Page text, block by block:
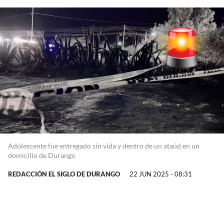
Adolescente fue entregado sin vida y dentro de un ataúd en un
domicilio de Durango
REDACCIÓN EL SIGLO DE DURANGO 22 JUN 2025 - 08:31